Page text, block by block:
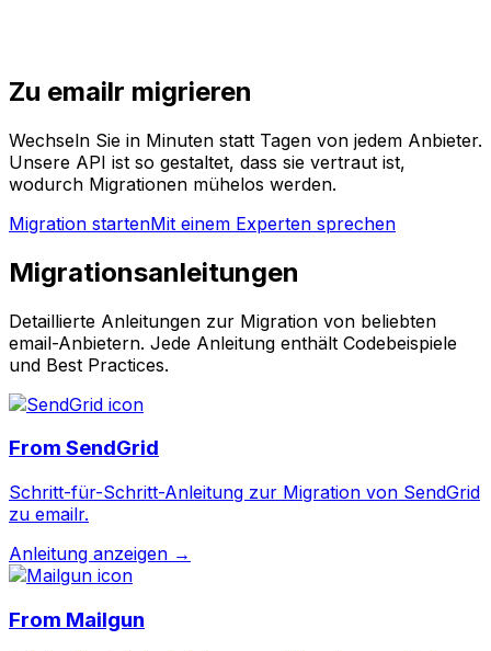
Zu emailr migrieren
Wechseln Sie in Minuten statt Tagen von jedem Anbieter.
Unsere API ist so gestaltet, dass sie vertraut ist,
wodurch Migrationen mühelos werden.
Migration startenMit einem Experten sprechen
Migrationsanleitungen
Detaillierte Anleitungen zur Migration von beliebten
email-Anbietern. Jede Anleitung enthält Codebeispiele
und Best Practices.
From SendGrid
Schritt-für-Schritt-Anleitung zur Migration von SendGrid
zu emailr.
Anleitung anzeigen →
From Mailgun